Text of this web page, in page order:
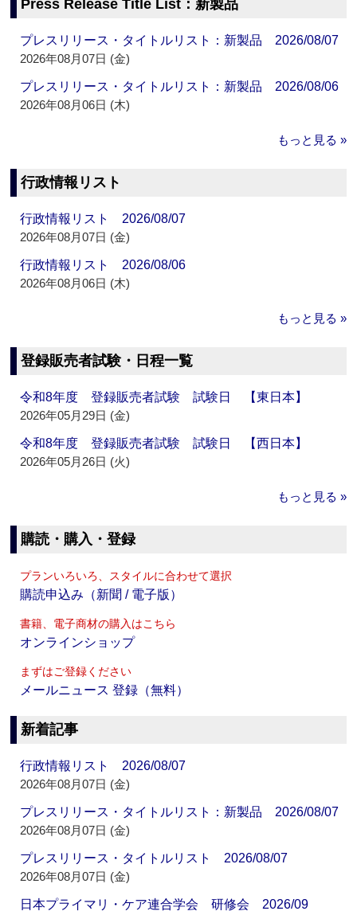
Press Release Title List：新製品
プレスリリース・タイトルリスト：新製品 2026/08/07
2026年08月07日 (金)
プレスリリース・タイトルリスト：新製品 2026/08/06
2026年08月06日 (木)
もっと見る »
行政情報リスト
行政情報リスト 2026/08/07
2026年08月07日 (金)
行政情報リスト 2026/08/06
2026年08月06日 (木)
もっと見る »
登録販売者試験・日程一覧
令和8年度 登録販売者試験 試験日 【東日本】
2026年05月29日 (金)
令和8年度 登録販売者試験 試験日 【西日本】
2026年05月26日 (火)
もっと見る »
購読・購入・登録
プランいろいろ、スタイルに合わせて選択
購読申込み（新聞 / 電子版）
書籍、電子商材の購入はこちら
オンラインショップ
まずはご登録ください
メールニュース 登録（無料）
新着記事
行政情報リスト 2026/08/07
2026年08月07日 (金)
プレスリリース・タイトルリスト：新製品 2026/08/07
2026年08月07日 (金)
プレスリリース・タイトルリスト 2026/08/07
2026年08月07日 (金)
日本プライマリ・ケア連合学会 研修会 2026/09